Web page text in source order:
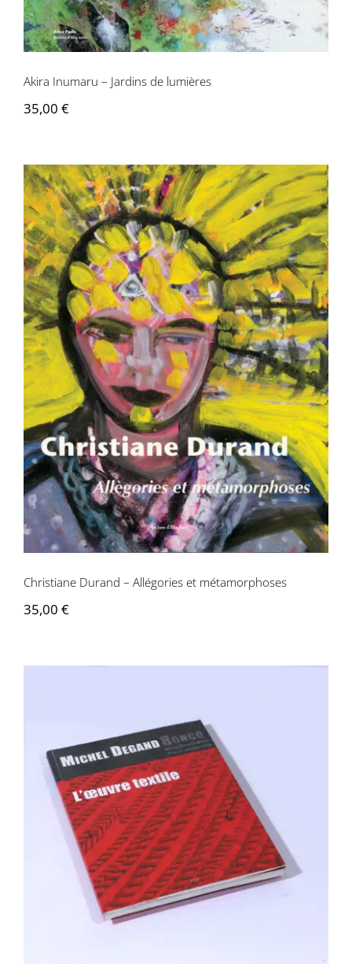
Contactez-nous
Akira Inumaru – Jardins de lumières
35,00 €
Christiane Durand – Allégories et
métamorphoses
Christiane Durand – Allégories et métamorphoses
35,00 €
Michel Degand – L’œuvre textile